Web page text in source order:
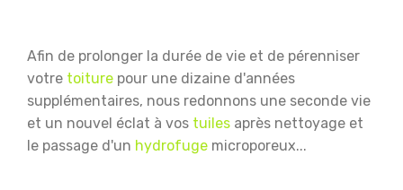
Afin de prolonger la durée de vie et de pérenniser
votre toiture pour une dizaine d'années
supplémentaires, nous redonnons une seconde vie
et un nouvel éclat à vos tuiles après nettoyage et
le passage d'un hydrofuge microporeux...